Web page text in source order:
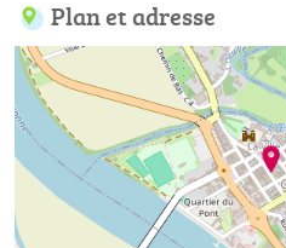
Plan et adresse